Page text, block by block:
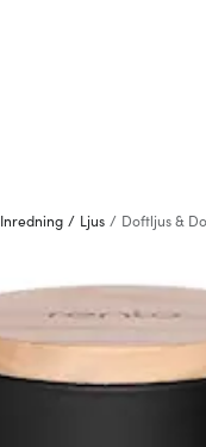
Inredning / Ljus / Doftljus &